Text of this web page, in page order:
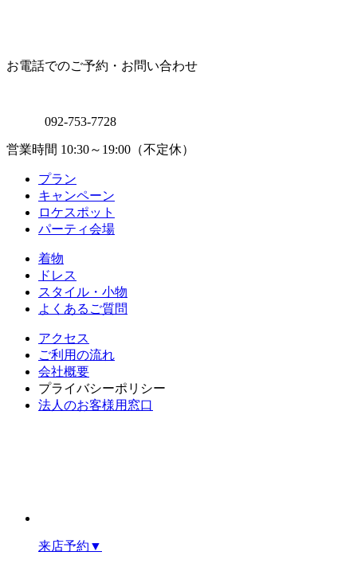
お電話でのご予約・お問い合わせ
092-753-7728
営業時間 10:30～19:00（不定休）
プラン
キャンペーン
ロケスポット
パーティ会場
着物
ドレス
スタイル・小物
よくあるご質問
アクセス
ご利用の流れ
会社概要
プライバシーポリシー
法人のお客様用窓口
来店予約 ▼